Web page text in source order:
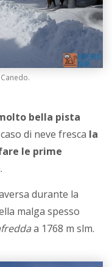
bella pista
di neve fresca la
le prime
.
durante la
malga spesso
a 1768 m slm.